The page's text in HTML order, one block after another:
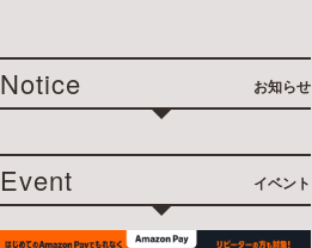
Notice お知らせ
Event イベント